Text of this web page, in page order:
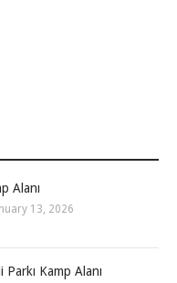
Alanı
13, 2026
Kamp Alanı